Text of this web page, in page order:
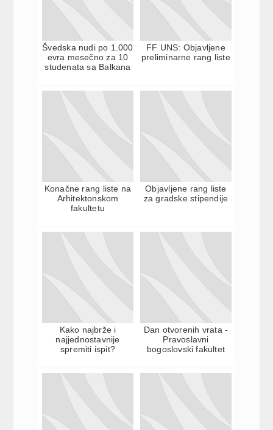
Švedska nudi po 1.000
evra mesečno za 10
studenata sa Balkana
FF UNS: Objavljene
preliminarne rang liste
Konačne rang liste na
Arhitektonskom
fakultetu
Objavljene rang liste
za gradske stipendije
Kako najbrže i
najjednostavnije
spremiti ispit?
Dan otvorenih vrata -
Pravoslavni
bogoslovski fakultet